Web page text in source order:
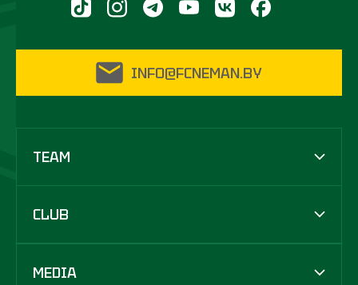
INFO@FCNEMAN.BY
TEAM
CLUB
MEDIA